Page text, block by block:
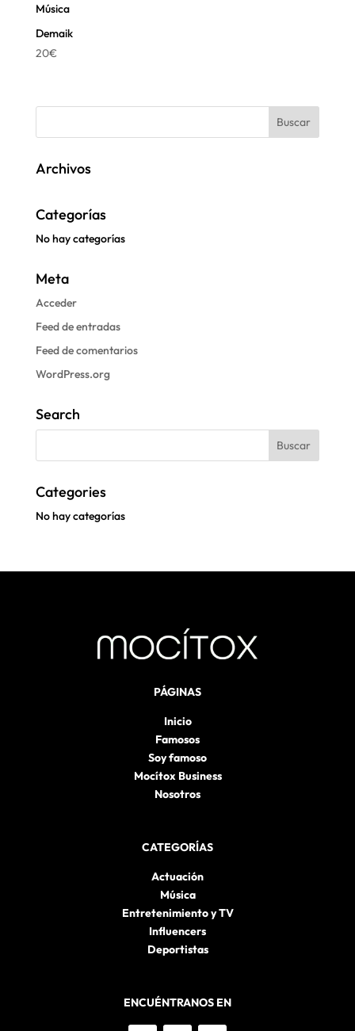
Música
Demaik
20€
Archivos
Categorías
No hay categorías
Meta
Acceder
Feed de entradas
Feed de comentarios
WordPress.org
Search
Categories
No hay categorías
PÁGINAS
Inicio
Famosos
Soy famoso
Mocítox Business
Nosotros
CATEGORÍAS
Actuación
Música
Entretenimiento y TV
Influencers
Deportistas
ENCUÉNTRANOS EN